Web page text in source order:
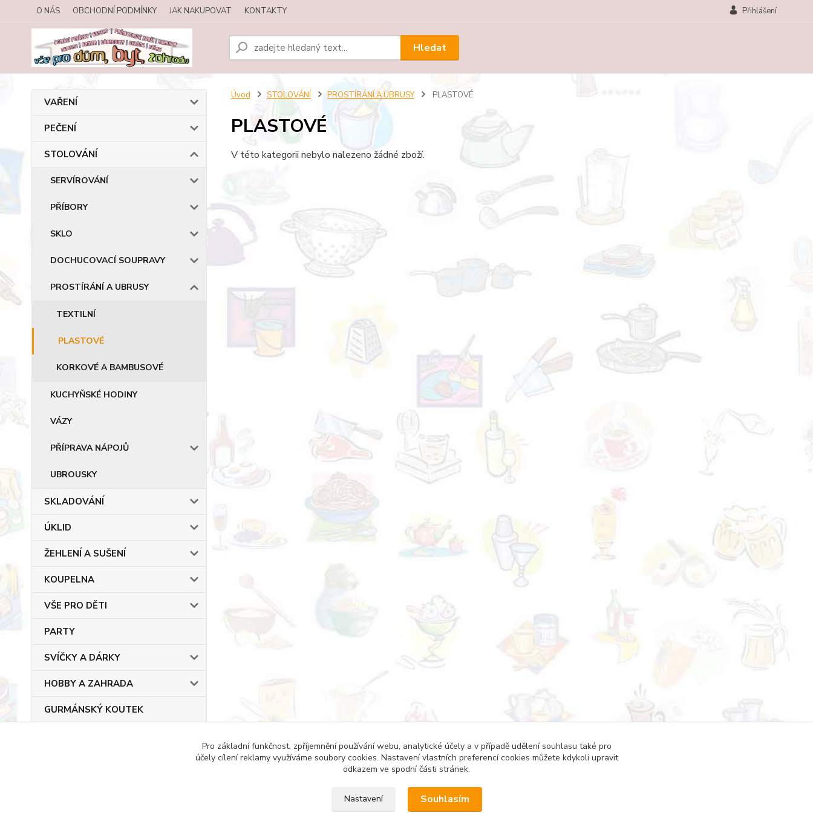
O NÁS OBCHODNÍ PODMÍNKY JAK NAKUPOVAT KONTAKTY Přihlášení
Hledat
VAŘENÍ
PEČENÍ
STOLOVÁNÍ
SERVÍROVÁNÍ
PŘÍBORY
SKLO
DOCHUCOVACÍ SOUPRAVY
PROSTÍRÁNÍ A UBRUSY
TEXTILNÍ
PLASTOVÉ
KORKOVÉ A BAMBUSOVÉ
KUCHYŇSKÉ HODINY
VÁZY
PŘÍPRAVA NÁPOJŮ
UBROUSKY
SKLADOVÁNÍ
ÚKLID
ŽEHLENÍ A SUŠENÍ
KOUPELNA
VŠE PRO DĚTI
PARTY
SVÍČKY A DÁRKY
HOBBY A ZAHRADA
GURMÁNSKÝ KOUTEK
Úvod STOLOVÁNÍ PROSTÍRÁNÍ A UBRUSY PLASTOVÉ
PLASTOVÉ
V této kategorii nebylo nalezeno žádné zboží.
Pro základní funkčnost, zpříjemnění používání webu, analytické účely a v případě udělení souhlasu také pro
účely cílení reklamy využíváme soubory cookies. Nastavení vlastních preferencí cookies můžete kdykoli upravit
odkazem ve spodní části stránek.
Nastavení Souhlasím